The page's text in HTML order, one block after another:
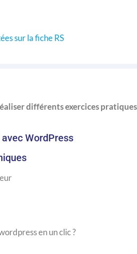
sur la fiche RS
différents exercices
WordPress
en un clic ?